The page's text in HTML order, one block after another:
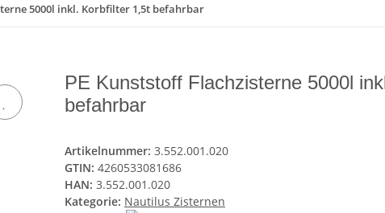
5000l inkl. Korbfilter 1,5t befahrbar
PE Kunststoff Flachzisterne 5000l
befahrbar
Artikelnummer: 3.552.001.020
GTIN: 4260533081686
HAN: 3.552.001.020
Kategorie: Nautilus Zisternen